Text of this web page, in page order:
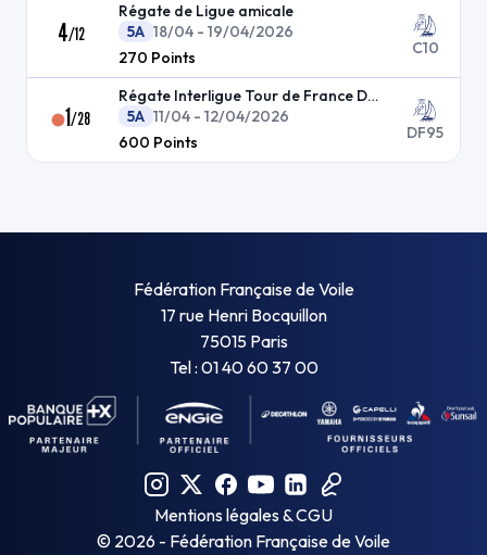
4/12
Régate de Ligue amicale
5A 18/04 - 19/04/2026
270 Points C10
1/28
Régate Interligue Tour de France DF95 Sud Est
5A 11/04 - 12/04/2026
600 Points DF95
Fédération Française de Voile
17 rue Henri Bocquillon
75015 Paris
Tel : 01 40 60 37 00
Mentions légales & CGU
© 2026 - Fédération Française de Voile